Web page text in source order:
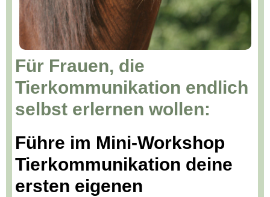
Für Frauen, die
Tierkommunikation endlich
selbst erlernen wollen:
Führe im Mini-Workshop
Tierkommunikation deine
ersten eigenen